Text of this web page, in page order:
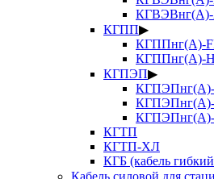
КГПП▶
КГППнг(А)-
КГППнг(А)-
КГПЭП▶
КГПЭПнг(А)-
КГТП
КГТП-ХЛ
КГБ (кабель
Кабель силовой для